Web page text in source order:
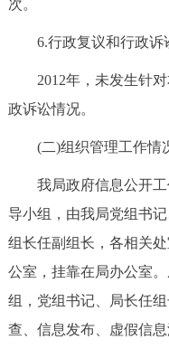
次。
6.行政复议和行政诉
2012年，未发生针对
政诉讼情况。
(二)组织管理工作情
我局政府信息公开工
导小组，由我局党组书
组长任副组长，各相关
公室，挂靠在局办公室
组，党组书记、局长任
查、信息发布、虚假信